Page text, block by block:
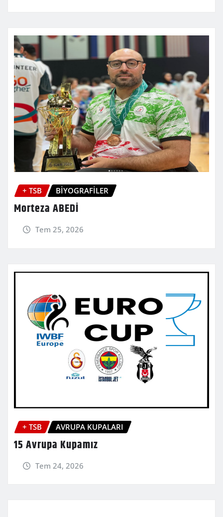
+ TSB BİYOGRAFİLER
Morteza ABEDİ
Tem 25, 2026
+ TSB AVRUPA KUPALARI
15 Avrupa Kupamız
Tem 24, 2026